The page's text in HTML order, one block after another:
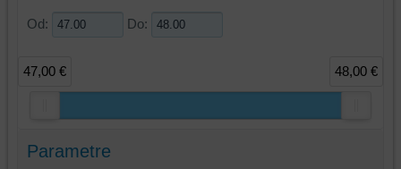
Od: Do:
47,00 € 48,00 €
Parametre